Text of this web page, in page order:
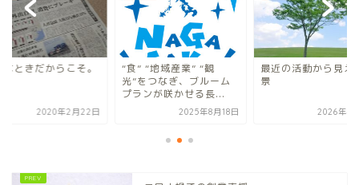
ときだからこそ。
2020年2月22日
“食” “地域産業” “観
光”をつなぎ、ブルーム
プランが咲かせる長...
2025年8月18日
最近の活動から見え
景
2026年4